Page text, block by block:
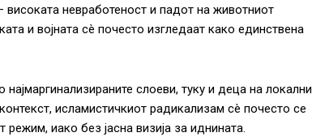
невработеност и падот на животниот
и војната сè почесто изгледаат како единствена
слоеви, туку и деца на локални
исламистичкиот радикализам сè почесто се
иако без јасна визија за иднината.